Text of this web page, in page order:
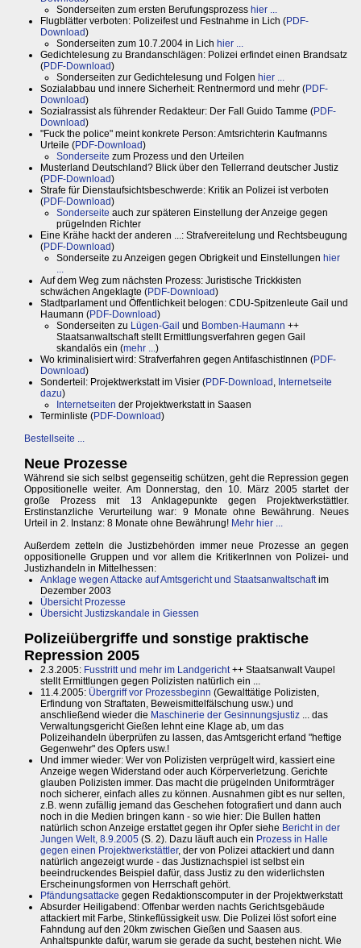
Sonderseiten zum ersten Berufungsprozess hier ...
Flugblätter verboten: Polizeifest und Festnahme in Lich (PDF-
Download)
Sonderseiten zum 10.7.2004 in Lich hier ...
Gedichtelesung zu Brandanschlägen: Polizei erfindet einen Brandsatz
(PDF-Download)
Sonderseiten zur Gedichtelesung und Folgen hier ...
Sozialabbau und innere Sicherheit: Rentnermord und mehr (PDF-
Download)
Sozialrassist als führender Redakteur: Der Fall Guido Tamme (PDF-
Download)
"Fuck the police" meint konkrete Person: Amtsrichterin Kaufmanns
Urteile (PDF-Download)
Sonderseite zum Prozess und den Urteilen
Musterland Deutschland? Blick über den Tellerrand deutscher Justiz
(PDF-Download)
Strafe für Dienstaufsichtsbeschwerde: Kritik an Polizei ist verboten
(PDF-Download)
Sonderseite auch zur späteren Einstellung der Anzeige gegen
prügelnden Richter
Eine Krähe hackt der anderen ...: Strafvereitelung und Rechtsbeugung
(PDF-Download)
Sonderseite zu Anzeigen gegen Obrigkeit und Einstellungen hier
...
Auf dem Weg zum nächsten Prozess: Juristische Trickkisten
schwächen Angeklagte (PDF-Download)
Stadtparlament und Öffentlichkeit belogen: CDU-Spitzenleute Gail und
Haumann (PDF-Download)
Sonderseiten zu Lügen-Gail und Bomben-Haumann ++
Staatsanwaltschaft stellt Ermittlungsverfahren gegen Gail
skandalös ein (mehr ...)
Wo kriminalisiert wird: Strafverfahren gegen AntifaschistInnen (PDF-
Download)
Sonderteil: Projektwerkstatt im Visier (PDF-Download , Internetseite
dazu)
Internetseiten der Projektwerkstatt in Saasen
Terminliste (PDF-Download)
Bestellseite ...
Neue Prozesse
Während sie sich selbst gegenseitig schützen, geht die Repression gegen
Oppositionelle weiter. Am Donnerstag, den 10. März 2005 startet der
große Prozess mit 13 Anklagepunkte gegen Projektwerkstättler.
Erstinstanzliche Verurteilung war: 9 Monate ohne Bewährung. Neues
Urteil in 2. Instanz: 8 Monate ohne Bewährung! Mehr hier ...
Außerdem zetteln die Justizbehörden immer neue Prozesse an gegen
oppositionelle Gruppen und vor allem die KritikerInnen von Polizei- und
Justizhandeln in Mittelhessen:
Anklage wegen Attacke auf Amtsgericht und Staatsanwaltschaftim
Dezember 2003
Übersicht Prozesse
Übersicht Justizskandale in Giessen
Polizeiübergriffe und sonstige praktische
Repression 2005
2.3.2005: Fusstritt und mehr im Landgericht++ Staatsanwalt Vaupel
stellt Ermittlungen gegen Polizisten natürlich ein ...
11.4.2005: Übergriff vor Prozessbeginn (Gewalttätige Polizisten,
Erfindung von Straftaten, Beweismittelfälschung usw.) und
anschließend wieder die Maschinerie der Gesinnungsjustiz ... das
Verwaltungsgericht Gießen lehnt eine Klage ab, um das
Polizeihandeln überprüfen zu lassen, das Amtsgericht erfand "heftige
Gegenwehr" des Opfers usw.!
Und immer wieder: Wer von Polizisten verprügelt wird, kassiert eine
Anzeige wegen Widerstand oder auch Körperverletzung. Gerichte
glauben Polizisten immer. Das macht die prügelnden Uniformträger
noch sicherer, einfach alles zu können. Ausnahmen gibt es nur selten,
z.B. wenn zufällig jemand das Geschehen fotografiert und dann auch
noch in die Medien bringen kann - so wie hier: Die Bullen hatten
natürlich schon Anzeige erstattet gegen ihr Opfer siehe Bericht in der
Jungen Welt, 8.9.2005 (S. 2). Dazu läuft auch ein Prozess in Halle
gegen einen Projektwerkstättler, der von Polizei attackiert und dann
natürlich angezeigt wurde - das Justiznachspiel ist selbst ein
beeindruckendes Beispiel dafür, dass Justiz zu den widerlichsten
Erscheinungsformen von Herrschaft gehört.
Pfändungsattacke gegen Redaktionscomputer in der Projektwerkstatt
Absurder Heiligabend: Offenbar werden nachts Gerichtsgebäude
attackiert mit Farbe, Stinkeflüssigkeit usw. Die Polizei löst sofort eine
Fahndung auf den 20km zwischen Gießen und Saasen aus.
Anhaltspunkte dafür, warum sie gerade da sucht, bestehen nicht. Wie